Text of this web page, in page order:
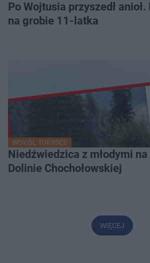
Po Wojtusia przyszedł
na grobie 11-latka
WOKÓŁ TURYŚCI!
Niedźwiedzica z młodymi
Dolinie Chochołowskiej
WIĘCEJ